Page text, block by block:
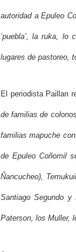
autoridad a Epuleo
‘puebla’, la ruka, lo
lugares de pastoreo,
El periodista Paillan
de familias de
familias mapuche
de Epuleo Coñomil
Ñancucheo),
Santiago Segundo
Paterson, los Muller,